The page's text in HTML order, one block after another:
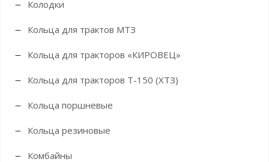
Колодки
Кольца для трактов МТЗ
Кольца для тракторов «КИРОВЕЦ»
Кольца для тракторов Т-150 (ХТЗ)
Кольца поршневые
Кольца резиновые
Комбайны